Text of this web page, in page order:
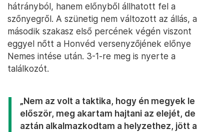
hátrányból, hanem előnyből állhatott fel a
szőnyegről. A szünetig nem változott az állás, a
második szakasz első percének végén viszont
eggyel nőtt a Honvéd versenyzőjének előnye
Nemes intése után. 3-1-re meg is nyerte a
találkozót.
„Nem az volt a taktika, hogy én megyek le
először, meg akartam hajtani az elejét, de
aztán alkalmazkodtam a helyzethez, jött a